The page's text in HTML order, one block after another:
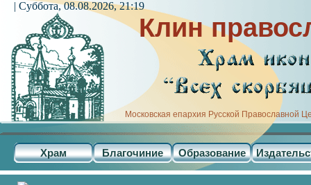
Клин
Московская епархия Русской Православной
Храм Благочиние Образование
| Суббота, 08.08.2026, 21:19